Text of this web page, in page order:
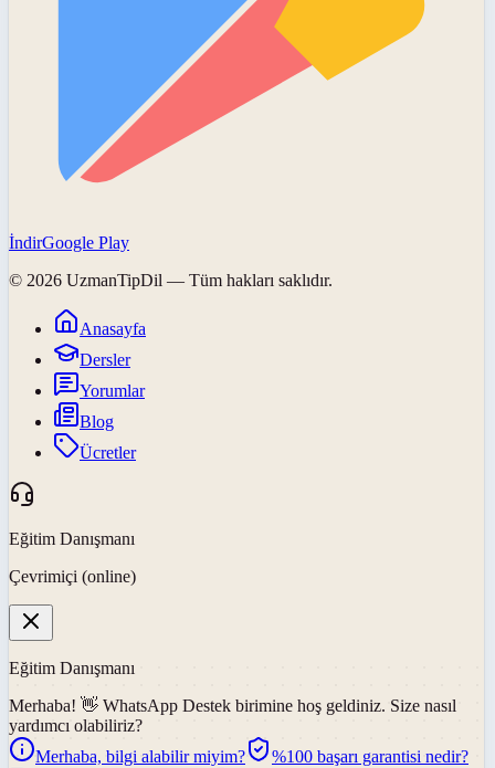
İndirGoogle Play
© 2026 UzmanTipDil — Tüm hakları saklıdır.
Anasayfa
Dersler
Yorumlar
Blog
Ücretler
Eğitim Danışmanı
Çevrimiçi (online)
Eğitim Danışmanı
Merhaba! 👋 WhatsApp Destek birimine hoş geldiniz. Size nasıl
yardımcı olabiliriz?
Merhaba, bilgi alabilir miyim?
%100 başarı garantisi nedir?